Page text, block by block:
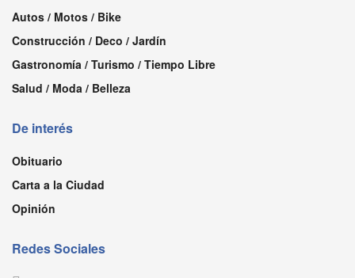
Autos / Motos / Bike
Construcción / Deco / Jardín
Gastronomía / Turismo / Tiempo Libre
Salud / Moda / Belleza
De interés
Obituario
Carta a la Ciudad
Opinión
Redes Sociales